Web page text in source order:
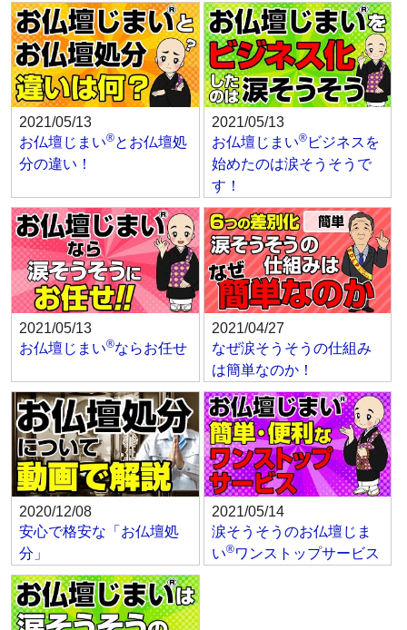
2021/05/13
お仏壇じまい®とお仏壇処
分の違い！
2021/05/13
お仏壇じまい®ビジネスを
始めたのは涙そうそうで
す！
2021/05/13
お仏壇じまい®ならお任せ
2021/04/27
なぜ涙そうそうの仕組み
は簡単なのか！
2020/12/08
安心で格安な「お仏壇処
分」
2021/05/14
涙そうそうのお仏壇じま
い®ワンストップサービス